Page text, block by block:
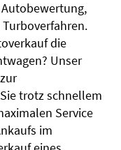
die
Unser
trotz schnellem
Service
im